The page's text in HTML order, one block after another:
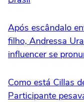
Após escândalo
filho, Andressa
influencer se
Como está Cillas
Participante